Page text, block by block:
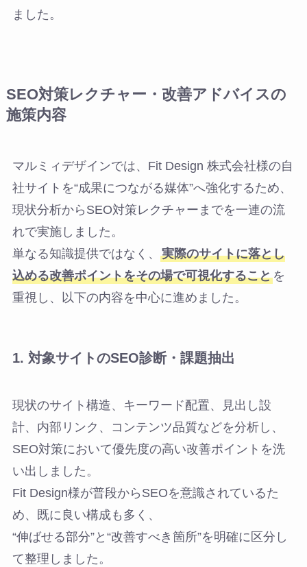
ました。
SEO対策レクチャー・改善アドバイスの
施策内容
マルミィデザインでは、Fit Design 株式会社様の自
社サイトを“成果につながる媒体”へ強化するため、
現状分析からSEO対策レクチャーまでを一連の流
れで実施しました。
単なる知識提供ではなく、 実際のサイトに落とし
込める改善ポイントをその場で可視化することを
重視し、以下の内容を中心に進めました。
1. 対象サイトのSEO診断・課題抽出
現状のサイト構造、キーワード配置、見出し設
計、内部リンク、コンテンツ品質などを分析し、
SEO対策において優先度の高い改善ポイントを洗
い出しました。
Fit Design様が普段からSEOを意識されているた
め、既に良い構成も多く、
“伸ばせる部分”と“改善すべき箇所”を明確に区分し
て整理しました。